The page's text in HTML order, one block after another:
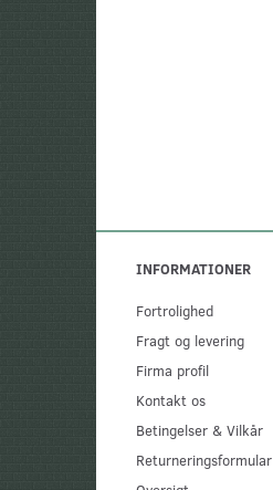
INFORMATIONER
Fortrolighed
Fragt og levering
Firma profil
Kontakt os
Betingelser & Vilkår
Returneringsformular